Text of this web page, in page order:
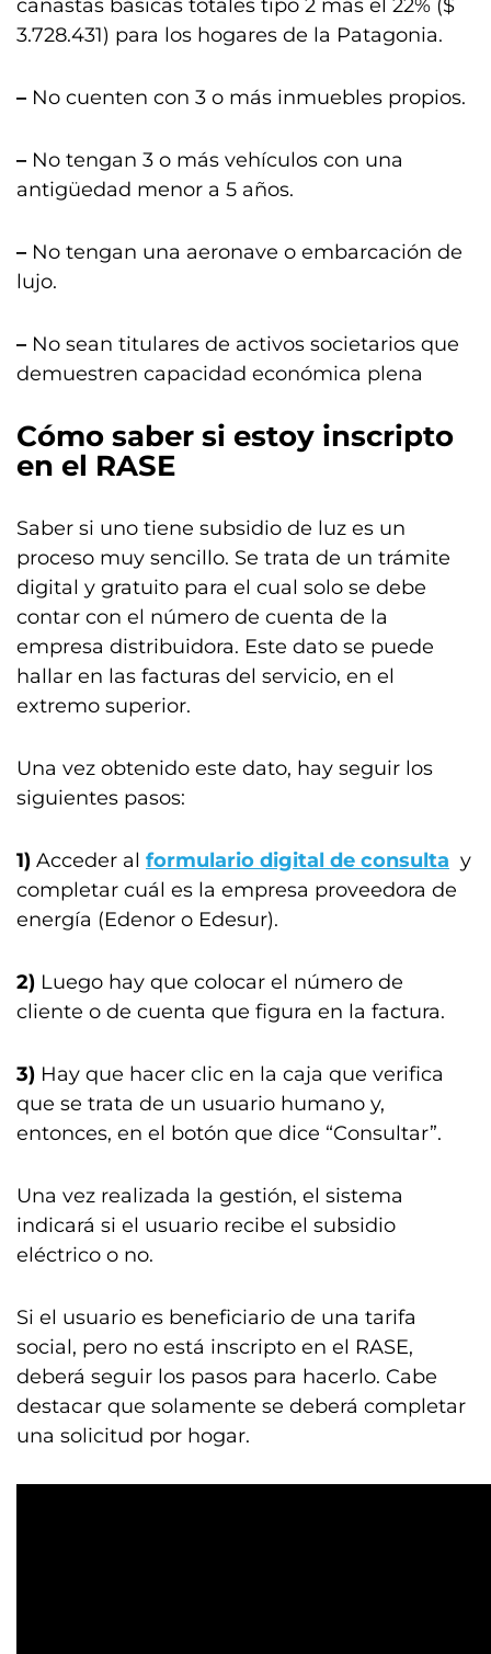
canastas básicas totales tipo 2 más el 22% ($
3.728.431) para los hogares de la Patagonia.
– No cuenten con 3 o más inmuebles propios.
– No tengan 3 o más vehículos con una
antigüedad menor a 5 años.
– No tengan una aeronave o embarcación de
lujo.
– No sean titulares de activos societarios que
demuestren capacidad económica plena
Cómo saber si estoy inscripto
en el RASE
Saber si uno tiene subsidio de luz es un
proceso muy sencillo. Se trata de un trámite
digital y gratuito para el cual solo se debe
contar con el número de cuenta de la
empresa distribuidora. Este dato se puede
hallar en las facturas del servicio, en el
extremo superior.
Una vez obtenido este dato, hay seguir los
siguientes pasos:
1) Acceder al formulario digital de consulta y
completar cuál es la empresa proveedora de
energía (Edenor o Edesur).
2) Luego hay que colocar el número de
cliente o de cuenta que figura en la factura.
3) Hay que hacer clic en la caja que verifica
que se trata de un usuario humano y,
entonces, en el botón que dice “Consultar”.
Una vez realizada la gestión, el sistema
indicará si el usuario recibe el subsidio
eléctrico o no.
Si el usuario es beneficiario de una tarifa
social, pero no está inscripto en el RASE,
deberá seguir los pasos para hacerlo. Cabe
destacar que solamente se deberá completar
una solicitud por hogar.